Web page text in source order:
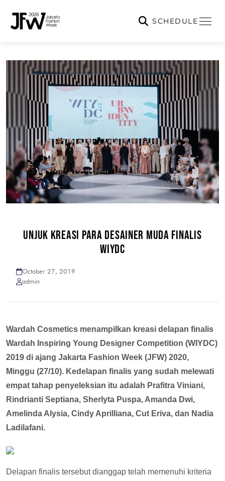
SCHEDULE
UNJUK KREASI PARA DESAINER MUDA FINALIS
WIYDC
October 27, 2019
admin
Wardah Cosmetics menampilkan kreasi delapan finalis
Wardah Inspiring Young Designer Competition (WIYDC)
2019 di ajang Jakarta Fashion Week (JFW) 2020,
Minggu (27/10). Kedelapan finalis yang sudah melewati
empat tahap penyeleksian itu adalah Prafitra Viniani,
Rindrianti Septiana, Sherlyta Puspa, Amanda Dwi,
Amelinda Alysia, Cindy Aprilliana, Cut Eriva, dan Nadia
Ladilafani.
Delapan finalis tersebut dianggap telah memenuhi kriteria